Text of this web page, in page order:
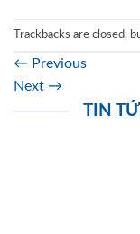
Trackbacks are closed,
← Previous
Next →
TIN